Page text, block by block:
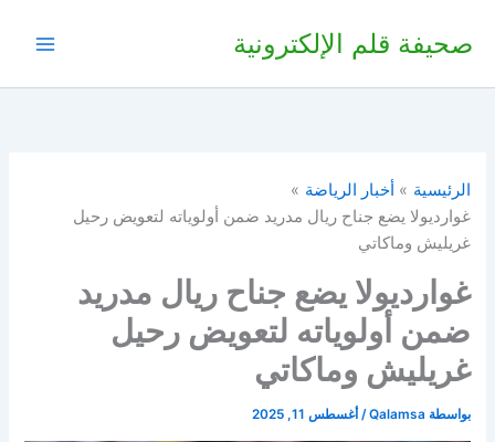
صحيفة قلم الإلكترونية
الرئيسية
أخبار الرياضة
غوارديولا يضع جناح ريال مدريد ضمن أولوياته لتعويض رحيل
غريليش وماكاتي
غوارديولا يضع جناح ريال مدريد
ضمن أولوياته لتعويض رحيل
غريليش وماكاتي
بواسطة Qalamsa
/ أغسطس 11, 2025